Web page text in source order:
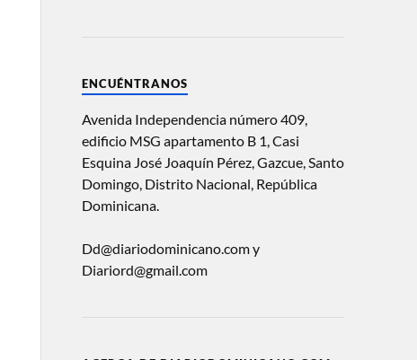
ENCUÉNTRANOS
Avenida Independencia número 409,
edificio MSG apartamento B 1, Casi
Esquina José Joaquín Pérez, Gazcue, Santo
Domingo, Distrito Nacional, República
Dominicana.
Dd@diariodominicano.com y
Diariord@gmail.com